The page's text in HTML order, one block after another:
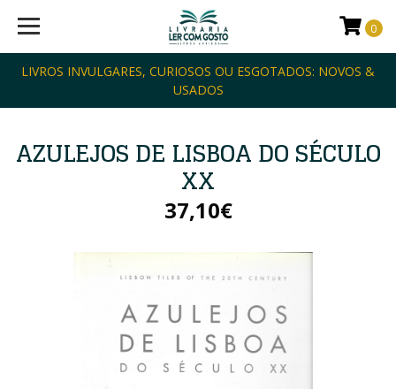
LIVROS INVULGARES, CURIOSOS OU ESGOTADOS: NOVOS &
USADOS
0
AZULEJOS DE LISBOA DO SÉCULO
XX
37,10€